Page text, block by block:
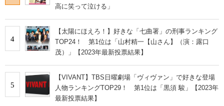
高に笑って泣ける」
4
【太陽にほえろ！】好きな「七曲署」の刑事ランキング
TOP24！ 第1位は「山村精一【山さん】（演：露口
茂）」【2023年最新投票結果】
5
【VIVANT】TBS日曜劇場「ヴィヴァン」で好きな登場
人物ランキングTOP29！ 第1位は「黒須 駿」【2023年
最新投票結果】